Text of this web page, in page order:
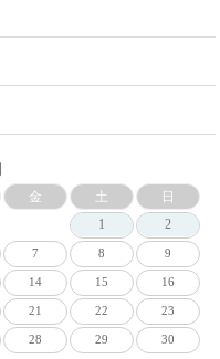
金 土
日
1
2
7 8 9
14 15 16
21 22 23
28 29 30